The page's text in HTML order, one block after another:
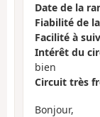
Date de la
Fiabilité de
Facilité à
Intérêt du
bien
Circuit très
Bonjour,